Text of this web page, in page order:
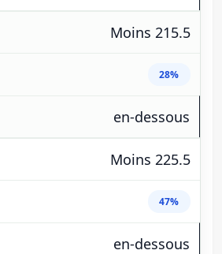
Moins 215.5
28%
en-dessous
Moins 225.5
47%
en-dessous